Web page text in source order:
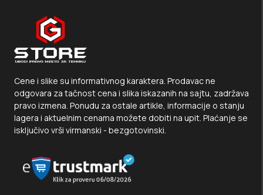
Cene i slike su informativnog karaktera. Prodavac ne
odgovara za tačnost cena i slika iskazanih na sajtu, zadržava
pravo izmena. Ponudu za ostale artikle, informacije o stanju
lagera i aktuelnim cenama možete dobiti na upit. Plaćanje se
isključivo vrši virmanski - bezgotovinski.